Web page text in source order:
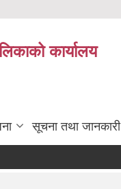
कार्यालय
सूचना तथा जानकारी